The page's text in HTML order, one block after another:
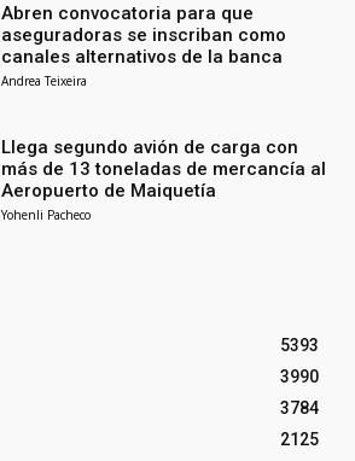
Abren convocatoria para que
aseguradoras se inscriban como
canales alternativos de la banca
Andrea Teixeira
Llega segundo avión de carga con
más de 13 toneladas de mercancía al
Aeropuerto de Maiquetía
Yohenli Pacheco
5393
3990
3784
2125